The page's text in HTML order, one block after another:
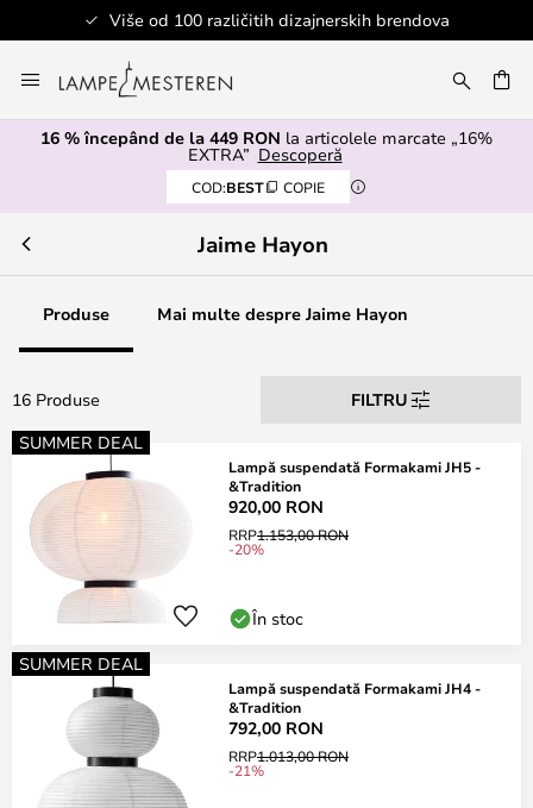
Više od 100 različitih dizajnerskih brendova
la
Continut
16 % începând de la 449 RON la articolele marcate „16%
EXTRA” Descoperă
COD:BEST COPIE
Jaime Hayon
Produse Mai multe despre Jaime Hayon
16 Produse
FILTRU
SUMMER DEAL
Lampă suspendată Formakami JH5 -
&Tradition
920,00 RON
RRP1.153,00 RON
-20%
În stoc
SUMMER DEAL
Lampă suspendată Formakami JH4 -
&Tradition
792,00 RON
RRP1.013,00 RON
-21%